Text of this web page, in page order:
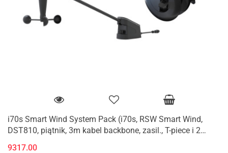
i70s Smart Wind System Pack (i70s, RSW Smart Wind,
DST810, piątnik, 3m kabel backbone, zasil., T-piece i 2
9317.00